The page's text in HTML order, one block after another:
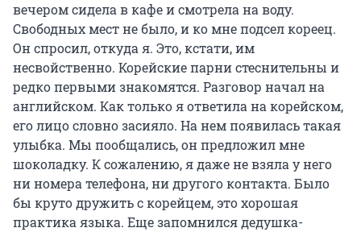
вечером сидела в кафе и смотрела на воду.
Свободных мест не было, и ко мне подсел кореец.
Он спросил, откуда я. Это, кстати, им
несвойственно. Корейские парни стеснительны и
редко первыми знакомятся. Разговор начал на
английском. Как только я ответила на корейском,
его лицо словно засияло. На нем появилась такая
улыбка. Мы пообщались, он предложил мне
шоколадку. К сожалению, я даже не взяла у него
ни номера телефона, ни другого контакта. Было
бы круто дружить с корейцем, это хорошая
практика языка. Еще запомнился дедушка-